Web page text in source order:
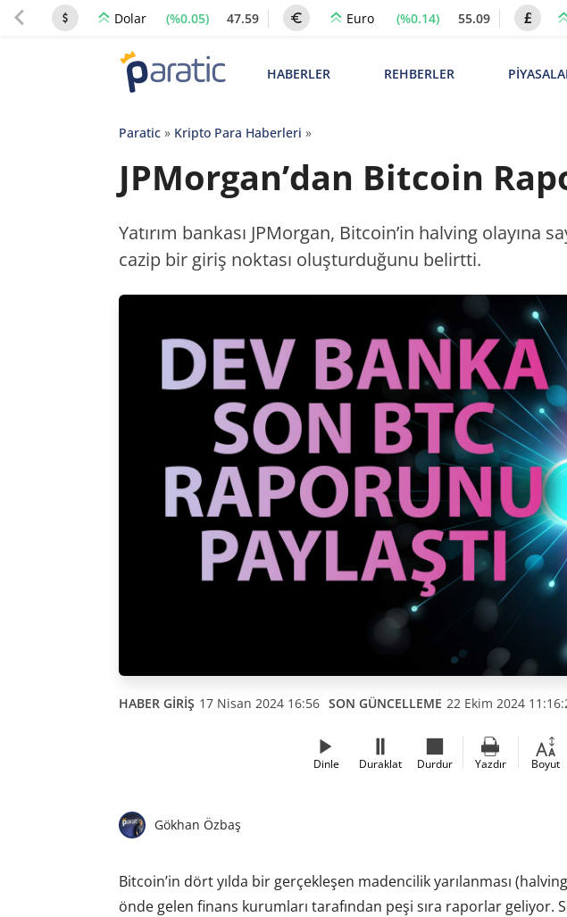
Dolar (%0.05) 47.59 Euro (%0.14) 55.09
HABERLER REHBERLER
Paratic» Kripto Para Haberleri »
JPMorgan’dan Bitcoin
Yatırım bankası JPMorgan, Bitcoin’in halving
cazip bir giriş noktası oluşturduğunu belirtti.
HABER GİRİŞ 17 Nisan 2024 16:56 SON GÜNCELLEME 22 Ekim 2024
Dinle Duraklat Durdur Yazdır Boyut
Gökhan Özbaş
Bitcoin’in dört yılda bir gerçekleşen madencilik yarılanması
önde gelen finans kurumları tarafından peşi sıra raporlar geliyor.